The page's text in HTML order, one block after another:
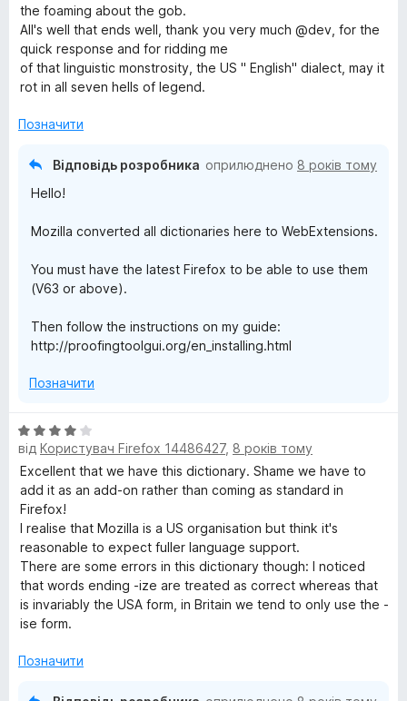
the foaming about the gob.
All's well that ends well, thank you very much @dev, for the
quick response and for ridding me
of that linguistic monstrosity, the US " English" dialect, may it
rot in all seven hells of legend.
Позначити
Відповідь розробника оприлюднено 8 років тому
Hello!
Mozilla converted all dictionaries here to WebExtensions.
You must have the latest Firefox to be able to use them
(V63 or above).
Then follow the instructions on my guide:
http://proofingtoolgui.org/en_installing.html
Позначити
О
ц
н
к
а
4
з
5
від Користувач Firefox 14486427, 8 років тому
Excellent that we have this dictionary. Shame we have to
add it as an add-on rather than coming as standard in
Firefox!
I realise that Mozilla is a US organisation but think it's
reasonable to expect fuller language support.
There are some errors in this dictionary though: I noticed
that words ending -ize are treated as correct whereas that
is invariably the USA form, in Britain we tend to only use the -
ise form.
Позначити